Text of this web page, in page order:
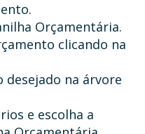
Orçamentária.
clicando na
desejado na árvore
e escolha a